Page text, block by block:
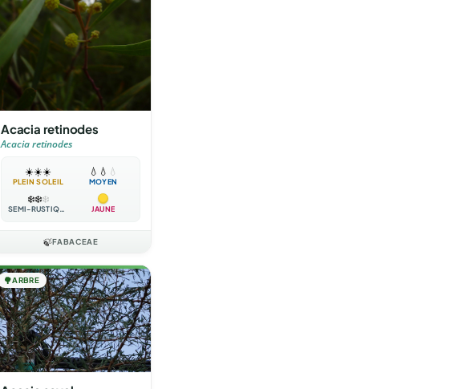
Acacia retinodes
Acacia retinodes
☀️☀️☀️
PLEIN SOLEIL
💧 💧 💧
MOYEN
❄️❄️❄️
SEMI-RUSTIQUE JAUNE
🍃FABACEAE
🌳ARBRE